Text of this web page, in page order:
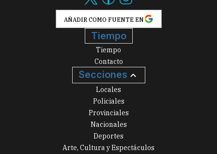
AÑADIR COMO FUENTE EN
Tiempo
Tiempo
Contacto
Secciones
Locales
Policiales
Provinciales
Nacionales
Deportes
Arte, Cultura y Espectáculos